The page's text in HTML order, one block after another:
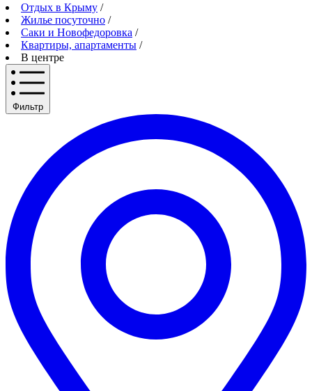
Отдых в Крыму /
Жилье посуточно /
Саки и Новофедоровка /
Квартиры, апартаменты /
В центре
Фильтр